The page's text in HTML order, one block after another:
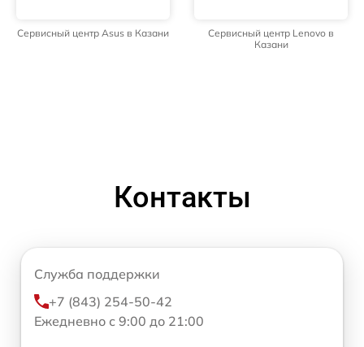
Сервисный центр Asus в Казани
Сервисный центр Lenovo в
Казани
Контакты
Служба поддержки
+7 (843) 254-50-42
Ежедневно с 9:00 до 21:00